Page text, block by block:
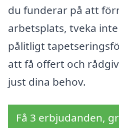
du funderar på att
arbetsplats, tveka
pålitligt
att få offert och
just dina behov.
Få 3 erbjudanden,